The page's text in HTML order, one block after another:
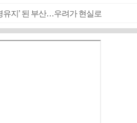
유지’ 된 부산…우려가 현실로